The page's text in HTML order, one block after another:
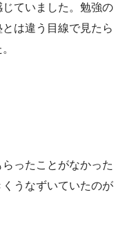
ていました。勉強の
は違う目線で見たら
ったことがなかった
うなずいていたのが